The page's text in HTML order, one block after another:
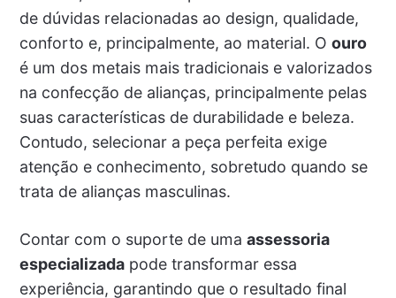
de dúvidas relacionadas ao design, qualidade,
conforto e, principalmente, ao material. O ouro
é um dos metais mais tradicionais e valorizados
na confecção de alianças, principalmente pelas
suas características de durabilidade e beleza.
Contudo, selecionar a peça perfeita exige
atenção e conhecimento, sobretudo quando se
trata de alianças masculinas.
Contar com o suporte de uma assessoria
especializadapode transformar essa
experiência, garantindo que o resultado final